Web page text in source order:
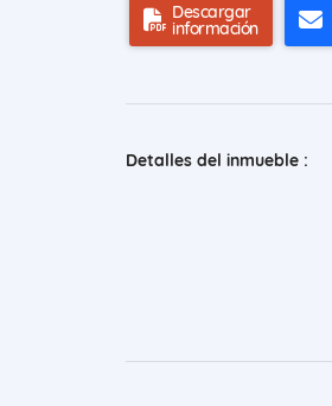
Descargar
información
Detalles del inmueble :